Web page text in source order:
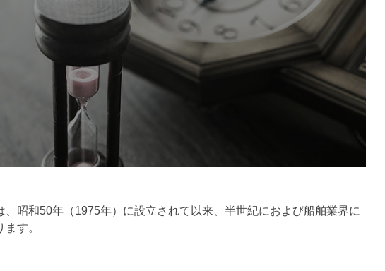
、昭和50年（1975年）に設立されて以来、半世紀におよび船舶業界に
す。